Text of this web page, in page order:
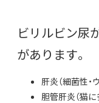
ビリルビン尿
があります。
肝炎（細菌性・
胆管肝炎（猫